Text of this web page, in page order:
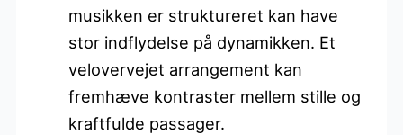
musikken er struktureret kan have
stor indflydelse på dynamikken. Et
velovervejet arrangement kan
fremhæve kontraster mellem stille og
kraftfulde passager.